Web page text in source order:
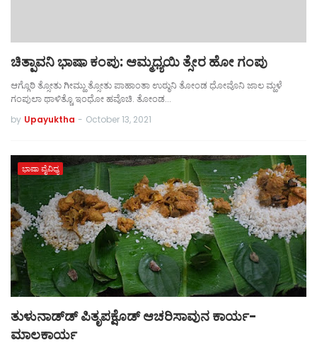
ಚಿತ್ಪಾವನಿ ಭಾಷಾ ಕಂಪು: ಆಮ್ಮಧ್ಯಯಿ ತ್ಸೇರ ಹೋ ಗಂಪು
ಆಗ್ಗೊಠಿ ತ್ಸೋತು ಗೀಮ್ಹು ತ್ಸೋತು ಪಾಹಾಂತಾ ಉಠ್ಠುನಿ ತೋಂಡ ಧೋವೊನಿ ಜಾಲ ಮ್ಹಳೆ
ಗಂಪುಲಾ ಥಾಳಿತ್ಚೊ ಇಂಧೋ ಹವೊಚಿ. ತೋಂಡ…
by Upayuktha - October 13, 2021
ಭಾಷಾ ವೈವಿಧ್ಯ
ತುಳುನಾಡ್‌ಡ್ ಪಿತೃಪಕ್ಷೊಡ್ ಆಚರಿಸಾವುನ ಕಾರ್ಯ-
ಮಾಲಕಾರ್ಯ